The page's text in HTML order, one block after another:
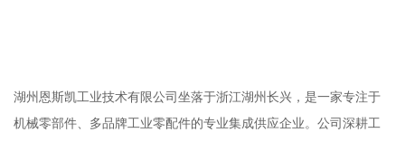
湖州恩斯凯工业技术有限公司坐落于浙江湖州长兴，是一家专注于
机械零部件、多品牌工业零配件的专业集成供应企业。公司深耕工